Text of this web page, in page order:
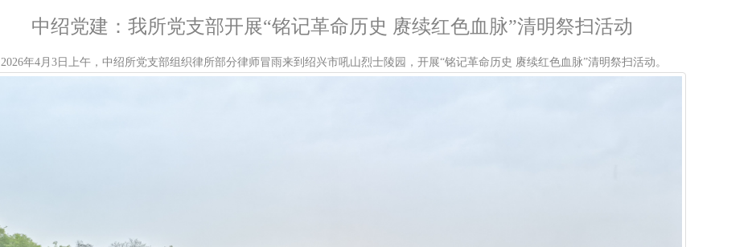
中绍党建：我所党支部开展“铭记革命历史 赓续红色血脉”清明祭扫活动
2026年4月3日上午，中绍所党支部组织律所部分律师冒雨来到绍兴市吼山烈士陵园，开展“铭记革命历史 赓续红色血脉”清明祭扫活动。